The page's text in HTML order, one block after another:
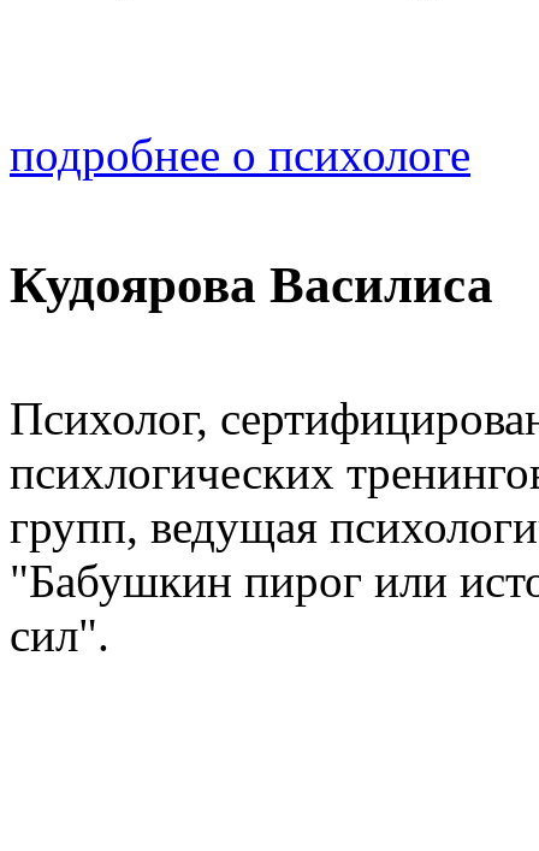
подробнее о психологе
Кудоярова Василиса
Психолог,
психлогических
групп, ведущая
"Бабушкин пирог или
сил".